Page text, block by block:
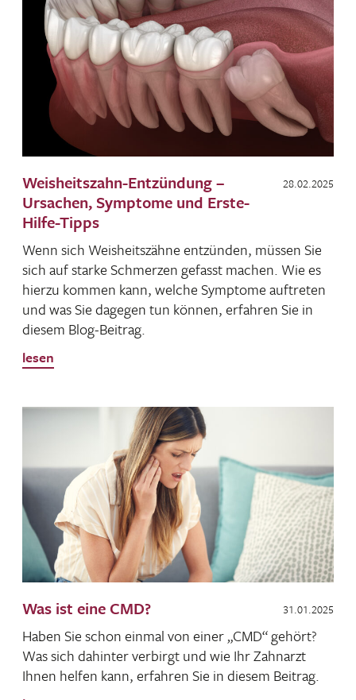
28.02.2025
Weisheitszahn-Entzündung –
Ursachen, Symptome und Erste-
Hilfe-Tipps
Wenn sich Weis­heits­zähne entzünden, müssen Sie
sich auf starke Schmerzen gefasst machen. Wie es
hierzu kommen kann, welche Symptome auftreten
und was Sie dagegen tun können, erfahren Sie in
diesem Blog-Beitrag.
lesen
31.01.2025
Was ist eine CMD?
Haben Sie schon einmal von einer „CMD“ gehört?
Was sich dahinter verbirgt und wie Ihr Zahn­arzt
Ihnen helfen kann, erfahren Sie in diesem Beitrag.